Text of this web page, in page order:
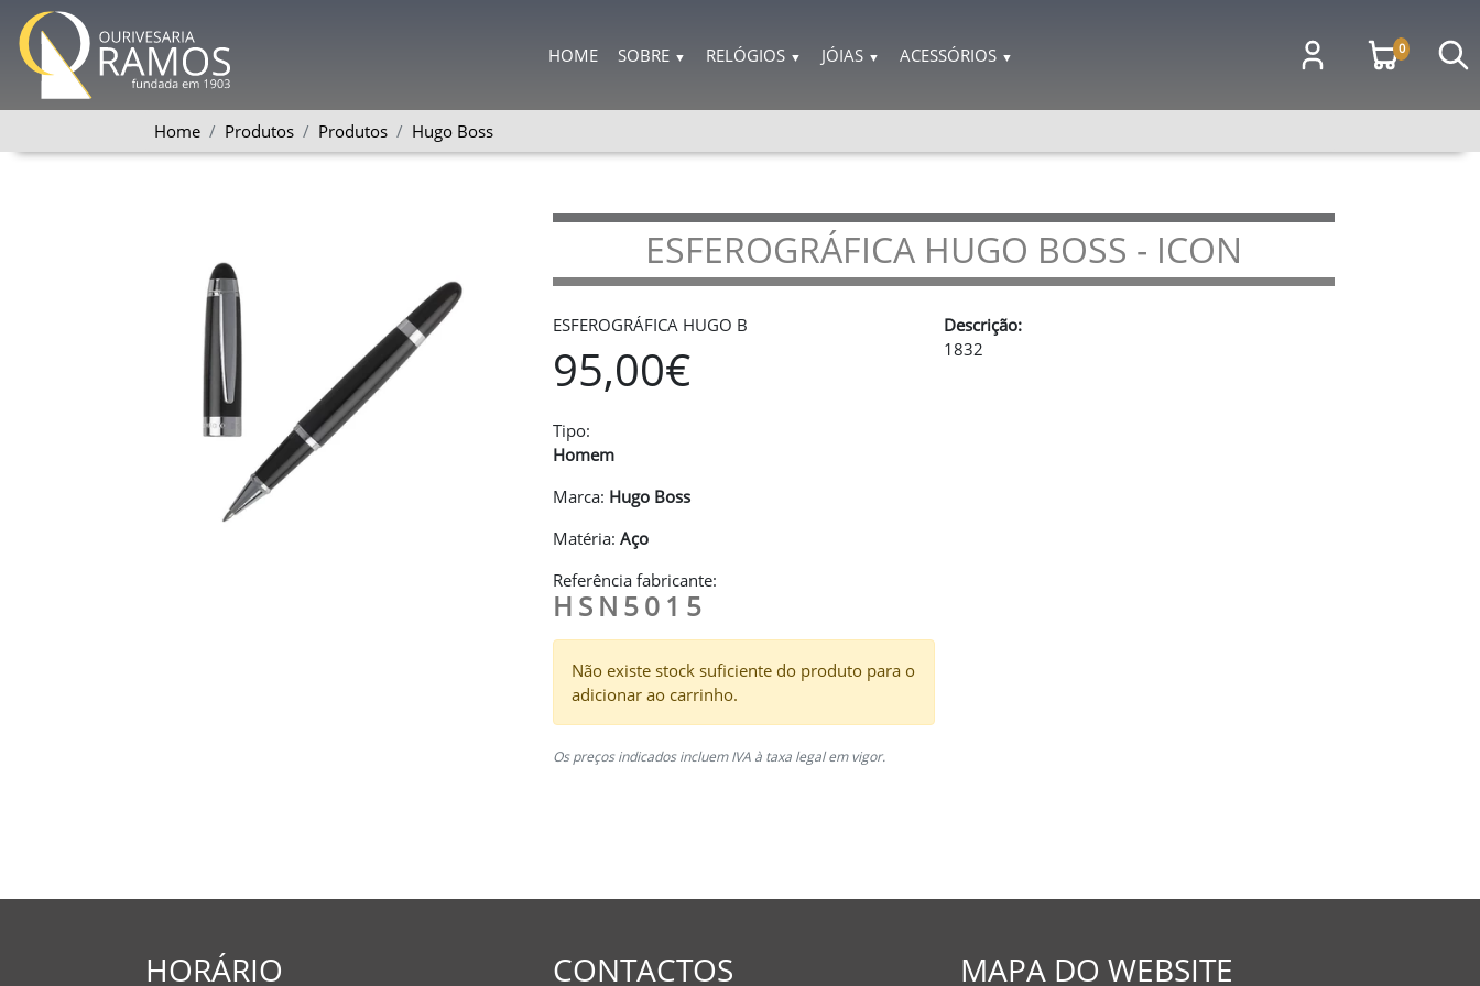
HOME SOBRE ▼ RELÓGIOS ▼ JÓIAS ▼ ACESSÓRIOS ▼ 0
Home Produtos Produtos Hugo Boss
ESFEROGRÁFICA HUGO BOSS - ICON
ESFEROGRÁFICA HUGO B
95,00€
Tipo:
Homem
Marca: Hugo Boss
Matéria: Aço
Referência fabricante:
HSN5015
Não existe stock suficiente do produto para o
adicionar ao carrinho.
Os preços indicados incluem IVA à taxa legal em vigor.
Descrição:
1832
HORÁRIO CONTACTOS MAPA DO WEBSITE